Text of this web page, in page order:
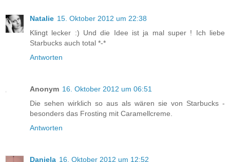
Natalie 15. Oktober 2012 um 22:38
Klingt lecker :) Und die Idee ist ja mal super ! Ich liebe
Starbucks auch total *-*
Antworten
Anonym 16. Oktober 2012 um 06:51
Die sehen wirklich so aus als wären sie von Starbucks -
besonders das Frosting mit Caramellcreme.
Antworten
Daniela 16. Oktober 2012 um 12:52